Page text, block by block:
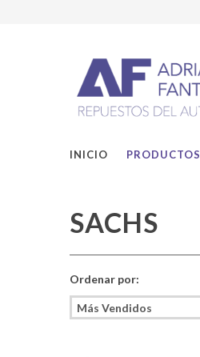
INICIO PRODUCTOS
SACHS
Ordenar por: